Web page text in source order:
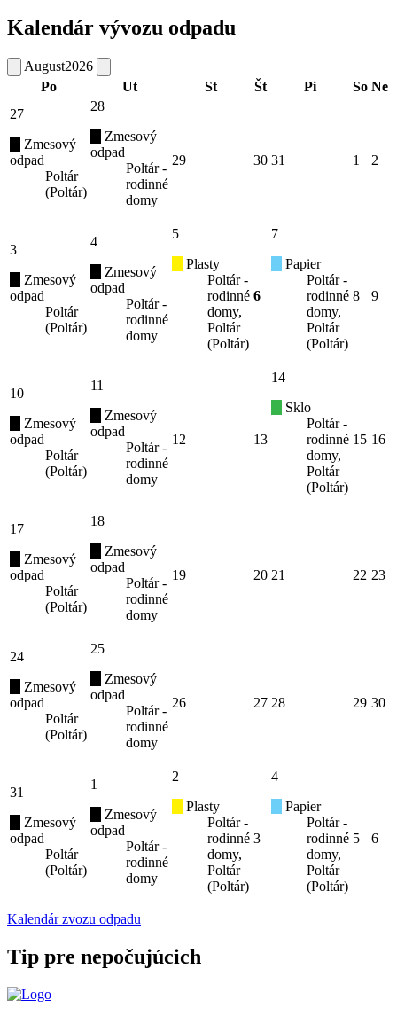
Kalendár vývozu odpadu
August2026
Po
Ut St Št Pi So Ne
27
Zmesový
odpad
Poltár
(Poltár)
28
Zmesový
odpad
Poltár -
rodinné
domy
29 30 31 1 2
3
Zmesový
odpad
Poltár
(Poltár)
4
Zmesový
odpad
Poltár -
rodinné
domy
5
Plasty
Poltár -
rodinné
domy,
Poltár
(Poltár)
6
7
Papier
Poltár -
rodinné
domy,
Poltár
(Poltár)
8 9
10
Zmesový
odpad
Poltár
(Poltár)
11
Zmesový
odpad
Poltár -
rodinné
domy
12 13
14
Sklo
Poltár -
rodinné
domy,
Poltár
(Poltár)
15 16
17
Zmesový
odpad
Poltár
(Poltár)
18
Zmesový
odpad
Poltár -
rodinné
domy
19 20 21 22 23
24
Zmesový
odpad
Poltár
(Poltár)
25
Zmesový
odpad
Poltár -
rodinné
domy
26 27 28 29 30
31
Zmesový
odpad
Poltár
(Poltár)
1
Zmesový
odpad
Poltár -
rodinné
domy
2
Plasty
Poltár -
rodinné
domy,
Poltár
(Poltár)
3
4
Papier
Poltár -
rodinné
domy,
Poltár
(Poltár)
5 6
Kalendár zvozu odpadu
Tip pre nepočujúcich